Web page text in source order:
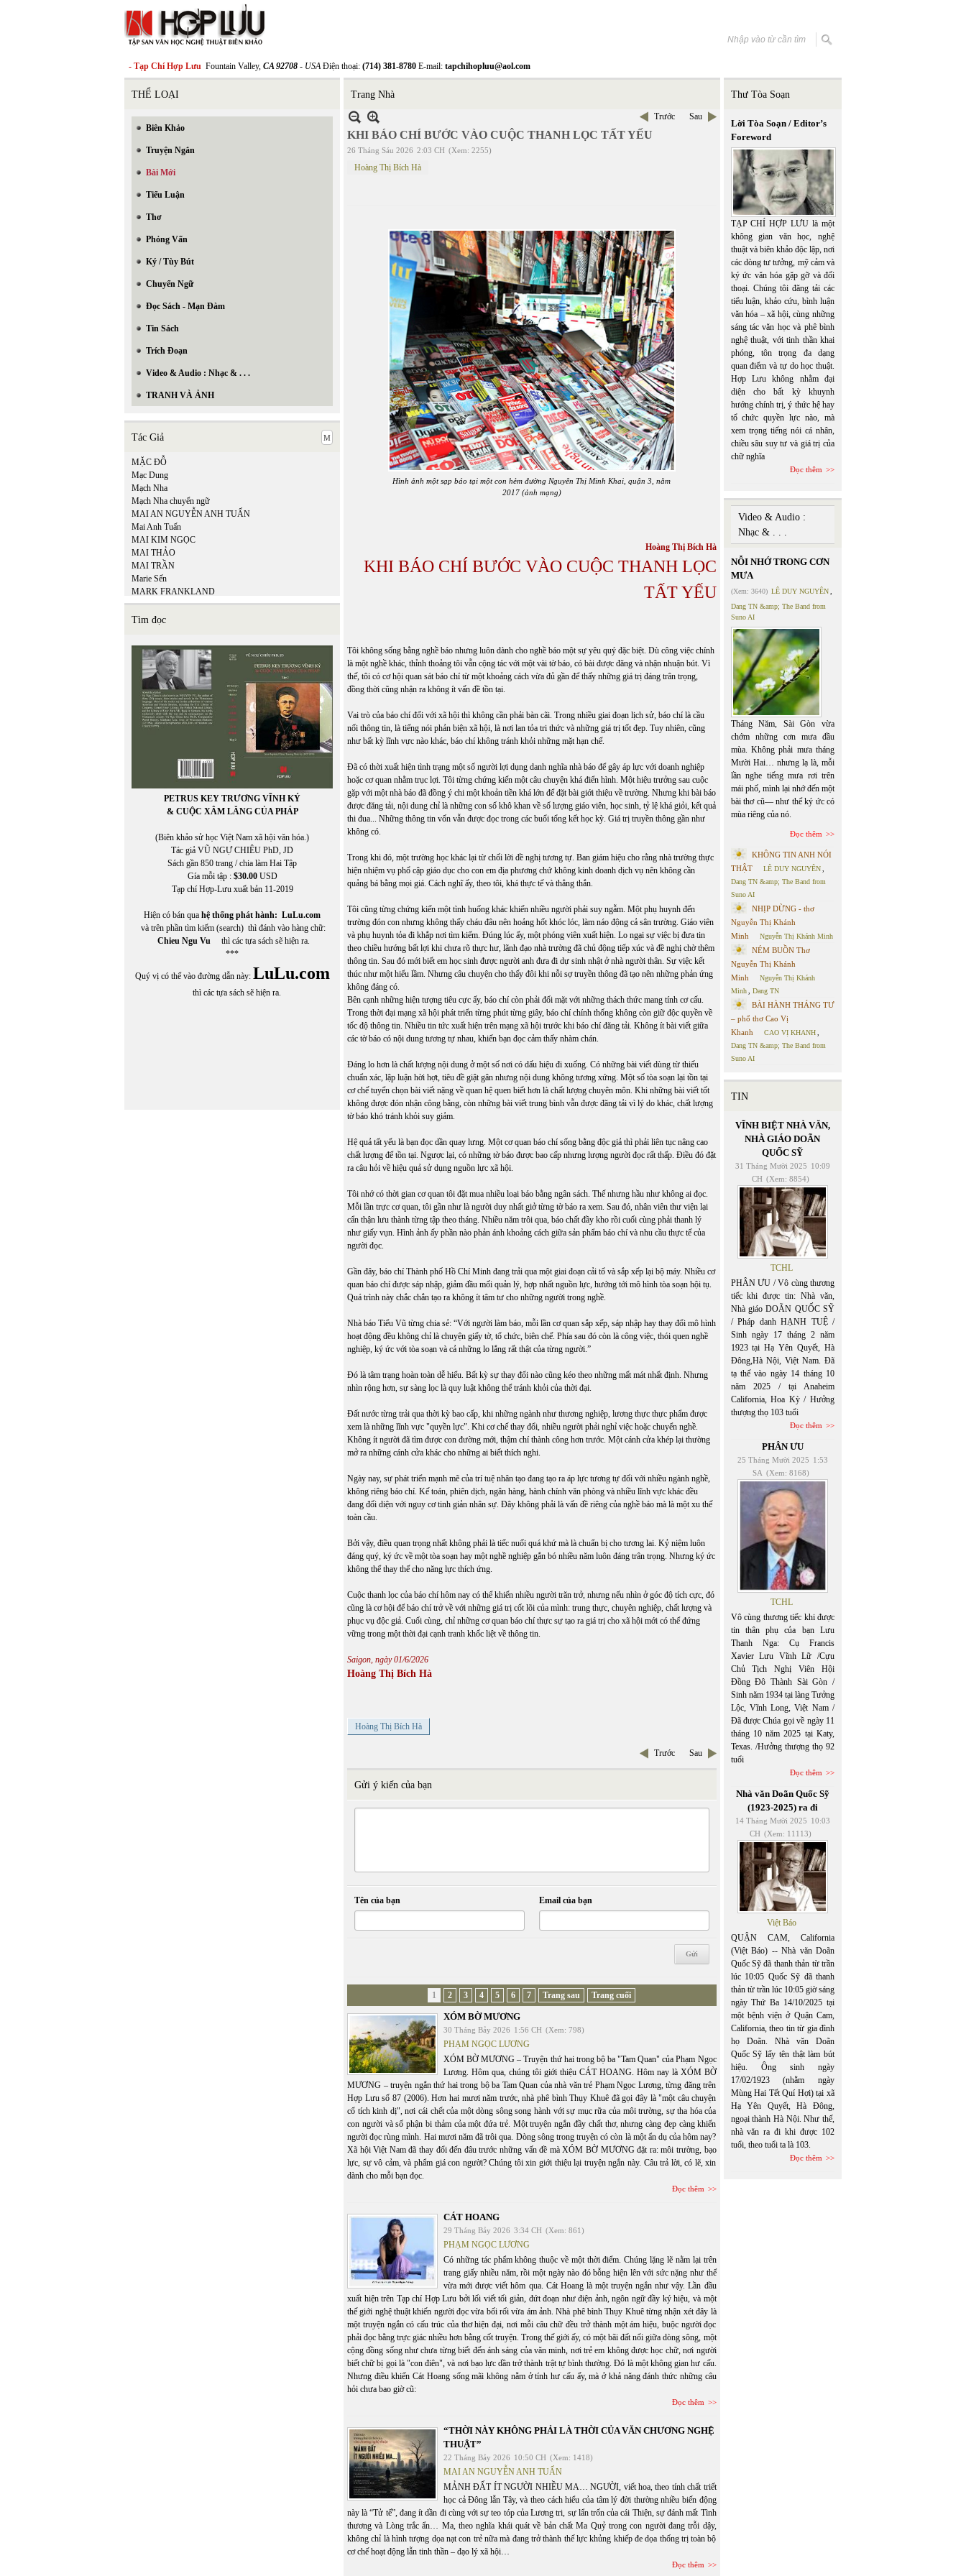
- Tạp Chí Hợp Lưu Fountain Valley, CA 92708 - USAĐiện thoại: (714) 381-8780 E-mail: tapchihopluu@aol.com
THỂ LOẠI
Biên Khảo
Truyện Ngắn
Bài Mới
Tiểu Luận
Thơ
Phỏng Vấn
Ký / Tùy Bút
Chuyển Ngữ
Đọc Sách - Mạn Đàm
Tin Sách
Trích Đoạn
Video & Audio : Nhạc & . . .
TRANH VÀ ẢNH
Tác Giả
MẶC ĐỖ
Mạc Dung
Mạch Nha
Mạch Nha chuyển ngữ
MAI AN NGUYỄN ANH TUẤN
Mai Anh Tuấn
MAI KIM NGỌC
MAI THẢO
MAI TRẦN
Marie Sến
MARK FRANKLAND
Matsuo Bashō
Mi Ly
BERGMAN
Miên Đáng
miên di
MIÊNG
Mikhail Epstein
Minh Đạo Nguyễn Thạch Hãn
MINH HÀ
MINH THÙY
Miura Chora
Mukôda Kuniko
MỸ CA
Tìm đọc
PETRUS KEY TRƯƠNG VĨNH KÝ
& CUỘC XÂM LĂNG CỦA PHÁP
(Biên khảo sử học Việt Nam xã hội văn hóa.)
Tác giả VŨ NGỰ CHIÊU PhD, JD
Sách gần 850 trang / chia làm Hai Tập
Gía mỗi tập : $30.00USD
Tạp chí Hợp-Lưu xuất bản 11-2019
Hiện có bán qua hệ thống phát hành: LuLu.com
và trên phần tìm kiếm (search) thì đánh vào hàng chữ:
Chieu Ngu Vu thì các tựa sách sẽ hiện ra.
***
Quý vị có thể vào đường dẫn này: LuLu.com
thì các tựa sách sẽ hiện ra.
Trang Nhà
Trước Sau
KHI BÁO CHÍ BƯỚC VÀO CUỘC THANH LỌC TẤT YẾU
26 Tháng Sáu 2026 2:03 CH (Xem: 2255)
Hoàng Thị Bích Hà
Hình ảnh một sạp báo tại một con hẻm đường Nguyễn Thị Minh Khai, quận 3, năm
2017 (ảnh mạng)
Hoàng Thị Bích Hà
KHI BÁO CHÍ BƯỚC VÀO CUỘC THANH LỌC
TẤT YẾU
Tôi không sống bằng nghề báo nhưng luôn dành cho nghề báo một sự yêu quý đặc biệt. Dù công việc chính
là một nghề khác, thỉnh thoảng tôi vẫn cộng tác với một vài tờ báo, có bài được đăng và nhận nhuận bút. Vì
thế, tôi có cơ hội quan sát báo chí từ một khoảng cách vừa đủ gần để thấy những giá trị đáng trân trọng,
đồng thời cũng nhận ra không ít vấn đề tồn tại.
Vai trò của báo chí đối với xã hội thì không cần phải bàn cãi. Trong nhiều giai đoạn lịch sử, báo chí là cầu
nối thông tin, là tiếng nói phản biện xã hội, là nơi lan tỏa tri thức và những giá trị tốt đẹp. Tuy nhiên, cũng
như bất kỳ lĩnh vực nào khác, báo chí không tránh khỏi những mặt hạn chế.
Đã có thời xuất hiện tình trạng một số người lợi dụng danh nghĩa nhà báo để gây áp lực với doanh nghiệp
hoặc cơ quan nhằm trục lợi. Tôi từng chứng kiến một câu chuyện khá điển hình. Một hiệu trưởng sau cuộc
gặp với một nhà báo đã đồng ý chi một khoản tiền khá lớn để đặt bài giới thiệu về trường. Nhưng khi bài báo
được đăng tải, nội dung chỉ là những con số khô khan về số lượng giáo viên, học sinh, tỷ lệ khá giỏi, kết quả
thi đua... Những thông tin vốn vẫn được đọc trong các buổi tổng kết học kỳ. Giá trị truyền thông gần như
không có.
Trong khi đó, một trường học khác lại từ chối lời đề nghị tương tự. Ban giám hiệu cho rằng nhà trường thực
hiện nhiệm vụ phổ cập giáo dục cho con em địa phương chứ không kinh doanh dịch vụ nên không cần
quảng bá bằng mọi giá. Cách nghĩ ấy, theo tôi, khá thực tế và thẳng thắn.
Tôi cũng từng chứng kiến một tình huống khác khiến nhiều người phải suy ngẫm. Một phụ huynh đến
trường đón con nhưng không thấy cháu đâu nên hoảng hốt khóc lóc, làm náo động cả sân trường. Giáo viên
và phụ huynh tỏa đi khắp nơi tìm kiếm. Đúng lúc ấy, một phóng viên xuất hiện. Lo ngại sự việc bị đưa tin
theo chiều hướng bất lợi khi chưa rõ thực hư, lãnh đạo nhà trường đã chủ động tiếp xúc và đề nghị chờ thêm
thông tin. Sau đó mới biết em học sinh được người anh đưa đi dự sinh nhật ở nhà người thân. Sự việc kết
thúc như một hiểu lầm. Nhưng câu chuyện cho thấy đôi khi nỗi sợ truyền thông đã tạo nên những phản ứng
không đáng có.
Bên cạnh những hiện tượng tiêu cực ấy, báo chí còn phải đối mặt với những thách thức mang tính cơ cấu.
Trong thời đại mạng xã hội phát triển từng phút từng giây, báo chí chính thống không còn giữ độc quyền về
tốc độ thông tin. Nhiều tin tức xuất hiện trên mạng xã hội trước khi báo chí đăng tải. Không ít bài viết giữa
các tờ báo có nội dung tương tự nhau, khiến bạn đọc cảm thấy nhàm chán.
Đáng lo hơn là chất lượng nội dung ở một số nơi có dấu hiệu đi xuống. Có những bài viết dùng từ thiếu
chuẩn xác, lập luận hời hợt, tiêu đề giật gân nhưng nội dung không tương xứng. Một số tòa soạn lại tồn tại
cơ chế tuyển chọn bài viết nặng về quan hệ quen biết hơn là chất lượng chuyên môn. Khi những bài viết tốt
không được đón nhận công bằng, còn những bài viết trung bình vẫn được đăng tải vì lý do khác, chất lượng
tờ báo khó tránh khỏi suy giảm.
Hệ quả tất yếu là bạn đọc dần quay lưng. Một cơ quan báo chí sống bằng độc giả thì phải liên tục nâng cao
chất lượng để tồn tại. Ngược lại, có những tờ báo được bao cấp nhưng lượng người đọc rất thấp. Điều đó đặt
ra câu hỏi về hiệu quả sử dụng nguồn lực xã hội.
Tôi nhớ có thời gian cơ quan tôi đặt mua nhiều loại báo bằng ngân sách. Thế nhưng hầu như không ai đọc.
Mỗi lần trực cơ quan, tôi gần như là người duy nhất giở từng tờ báo ra xem. Sau đó, nhân viên thư viện lại
cẩn thận lưu thành từng tập theo tháng. Nhiều năm trôi qua, báo chất đầy kho rồi cuối cùng phải thanh lý
như giấy vụn. Hình ảnh ấy phần nào phản ánh khoảng cách giữa sản phẩm báo chí và nhu cầu thực tế của
người đọc.
Gần đây, báo chí Thành phố Hồ Chí Minh đang trải qua một giai đoạn cải tổ và sắp xếp lại bộ máy. Nhiều cơ
quan báo chí được sáp nhập, giảm đầu mối quản lý, hợp nhất nguồn lực, hướng tới mô hình tòa soạn hội tụ.
Quá trình này chắc chắn tạo ra không ít tâm tư cho những người trong nghề.
Nhà báo Tiểu Vũ từng chia sẻ: “Với người làm báo, mỗi lần cơ quan sắp xếp, sáp nhập hay thay đổi mô hình
hoạt động đều không chỉ là chuyện giấy tờ, tổ chức, biên chế. Phía sau đó còn là công việc, thói quen nghề
nghiệp, ký ức với tòa soạn và cả những lo lắng rất thật của từng người.”
Đó là tâm trạng hoàn toàn dễ hiểu. Bất kỳ sự thay đổi nào cũng kéo theo những mất mát nhất định. Nhưng
nhìn rộng hơn, sự sàng lọc là quy luật không thể tránh khỏi của thời đại.
Đất nước từng trải qua thời kỳ bao cấp, khi những ngành như thương nghiệp, lương thực thực phẩm được
xem là những lĩnh vực "quyền lực". Khi cơ chế thay đổi, nhiều người phải nghỉ việc hoặc chuyển nghề.
Không ít người đã tìm được con đường mới, thậm chí thành công hơn trước. Một cánh cửa khép lại thường
mở ra những cánh cửa khác cho những ai biết thích nghi.
Ngày nay, sự phát triển mạnh mẽ của trí tuệ nhân tạo đang tạo ra áp lực tương tự đối với nhiều ngành nghề,
không riêng báo chí. Kế toán, phiên dịch, ngân hàng, hành chính văn phòng và nhiều lĩnh vực khác đều
đang đối diện với nguy cơ tinh giản nhân sự. Đây không phải là vấn đề riêng của nghề báo mà là một xu thế
toàn cầu.
Bởi vậy, điều quan trọng nhất không phải là tiếc nuối quá khứ mà là chuẩn bị cho tương lai. Kỷ niệm luôn
đáng quý, ký ức về một tòa soạn hay một nghề nghiệp gắn bó nhiều năm luôn đáng trân trọng. Nhưng ký ức
không thể thay thế cho năng lực thích ứng.
Cuộc thanh lọc của báo chí hôm nay có thể khiến nhiều người trăn trở, nhưng nếu nhìn ở góc độ tích cực, đó
cũng là cơ hội để báo chí trở về với những giá trị cốt lõi của mình: trung thực, chuyên nghiệp, chất lượng và
phục vụ độc giả. Cuối cùng, chỉ những cơ quan báo chí thực sự tạo ra giá trị cho xã hội mới có thể đứng
vững trong một thời đại cạnh tranh khốc liệt về thông tin.
Saigon, ngày 01/6/2026
Hoàng Thị Bích Hà
Hoàng Thị Bích Hà
Trước Sau
Gửi ý kiến của bạn
Tên của bạn Email của bạn
1 2 3 4 5 6 7 Trang sau Trang cuối
XÓM BỜ MƯƠNG
30 Tháng Bảy 2026 1:56 CH (Xem: 798)
PHẠM NGỌC LƯƠNG
XÓM BỜ MƯƠNG – Truyện thứ hai trong bộ ba "Tam Quan" của Phạm Ngọc
Lương. Hôm qua, chúng tôi giới thiệu CÁT HOANG. Hôm nay là XÓM BỜ
MƯƠNG – truyện ngắn thứ hai trong bộ ba Tam Quan của nhà văn trẻ Phạm Ngọc Lương, từng đăng trên
Hợp Lưu số 87 (2006). Hơn hai mươi năm trước, nhà phê bình Thụy Khuê đã gọi đây là "một câu chuyện
cổ tích kinh dị", nơi cái chết của một dòng sông song hành với sự mục rữa của môi trường, sự tha hóa của
con người và số phận bi thảm của một đứa trẻ. Một truyện ngắn đầy chất thơ, nhưng càng đẹp càng khiến
người đọc rùng mình. Hai mươi năm đã trôi qua. Dòng sông trong truyện có còn là một ẩn dụ của hôm nay?
Xã hội Việt Nam đã thay đổi đến đâu trước những vấn đề mà XÓM BỜ MƯƠNG đặt ra: môi trường, bạo
lực, sự vô cảm, và phẩm giá con người? Chúng tôi xin giới thiệu lại truyện ngắn này. Câu trả lời, có lẽ, xin
dành cho mỗi bạn đọc.
Đọc thêm
CÁT HOANG
29 Tháng Bảy 2026 3:34 CH (Xem: 861)
PHẠM NGỌC LƯƠNG
Có những tác phẩm không thuộc về một thời điểm. Chúng lặng lẽ nằm lại trên
trang giấy nhiều năm, rồi một ngày nào đó bỗng hiện lên với sức nặng như thể
vừa mới được viết hôm qua. Cát Hoang là một truyện ngắn như vậy. Lần đầu
xuất hiện trên Tạp chí Hợp Lưu bởi lối viết tối giản, đứt đoạn như điện ảnh, ngôn ngữ đầy ký hiệu, và một
thế giới nghệ thuật khiến người đọc vừa bối rối vừa ám ảnh. Nhà phê bình Thụy Khuê từng nhận xét đây là
một truyện ngắn có cấu trúc của thơ hiện đại, nơi mỗi câu chữ đều trở thành một ám hiệu, buộc người đọc
phải đọc bằng trực giác nhiều hơn bằng cốt truyện. Trong thế giới ấy, có một bãi đất nổi giữa dòng sông, một
cộng đồng sống như chưa từng biết đến ánh sáng của văn minh, nơi trẻ em không được học chữ, nơi người
biết chữ bị gọi là "con điên", và nơi bạo lực dần trở thành trật tự bình thường. Đó là một không gian hư cấu.
Nhưng điều khiến Cát Hoang sống mãi không nằm ở tính hư cấu ấy, mà ở khả năng đánh thức những câu
hỏi chưa bao giờ cũ:
Đọc thêm
“THỜI NÀY KHÔNG PHẢI LÀ THỜI CỦA VĂN CHƯƠNG NGHỆ
THUẬT”
22 Tháng Bảy 2026 10:50 CH (Xem: 1418)
MAI AN NGUYỄN ANH TUẤN
MẢNH ĐẤT ÍT NGƯỜI NHIỀU MA… NGƯỜI, viết hoa, theo tính chất triết
học cả Đông lẫn Tây, và theo cách hiểu của tâm lý đời thường nhiều biến động
này là “Tử tế”, đang ít dần đi cùng với sự teo tóp của Lương tri, sự lẩn trốn của cái Thiện, sự đánh mất Tình
thương và Lòng trắc ẩn… Ma, theo nghĩa khái quát về bản chất Ma Quỷ trong con người đang trỗi dậy,
không chỉ là hình tượng dọa nạt con trẻ nữa mà đang trở thành thế lực khủng khiếp đe dọa thống trị toàn bộ
cơ chế hoạt động lẫn tinh thần – đạo lý xã hội…
Đọc thêm
Thư Tòa Soạn
Lời Tòa Soạn / Editor’s
Foreword
TẠP CHÍ HỢP LƯU là một
không gian văn học, nghệ
thuật và biên khảo độc lập, nơi
các dòng tư tưởng, mỹ cảm và
ký ức văn hóa gặp gỡ và đối
thoại. Chúng tôi đăng tải các
tiểu luận, khảo cứu, bình luận
văn hóa – xã hội, cùng những
sáng tác văn học và phê bình
nghệ thuật, với tinh thần khai
phóng, tôn trọng đa dạng
quan điểm và tự do học thuật.
Hợp Lưu không nhằm đại
diện cho bất kỳ khuynh
hướng chính trị, ý thức hệ hay
tổ chức quyền lực nào, mà
xem trọng tiếng nói cá nhân,
chiều sâu suy tư và giá trị của
chữ nghĩa
Đọc thêm
Video & Audio :
Nhạc & . . .
NỖI NHỚ TRONG CƠN
MƯA
(Xem: 3640) LÊ DUY NGUYÊN
Dang TN &amp; The Band from
Suno AI
Tháng Năm, Sài Gòn vừa
chớm những cơn mưa đầu
mùa. Không phải mưa tháng
Mười Hai… nhưng lạ là, mỗi
lần nghe tiếng mưa rơi trên
mái phố, mình lại nhớ đến một
bài thơ cũ— như thể ký ức có
mùa riêng của nó.
Đọc thêm
KHÔNG TIN ANH NÓI
THẬT
LÊ DUY NGUYÊN
Dang TN &amp; The Band from
Suno AI
NHỊP DỪNG - thơ
Nguyễn Thị Khánh
Minh
Nguyễn Thị Khánh Minh
NÉM BUỒN Thơ
Nguyễn Thị Khánh
Minh
Nguyễn Thị Khánh
Minh
Dang TN
BÀI HÀNH THÁNG TƯ
– phổ thơ Cao Vị
Khanh
CAO VỊ KHANH
Dang TN &amp; The Band from
Suno AI
TIN
VĨNH BIỆT NHÀ VĂN,
NHÀ GIÁO DOÃN
QUỐC SỸ
31 Tháng Mười 2025 10:09
CH (Xem: 8854)
TCHL
PHÂN ƯU / Vô cùng thương
tiếc khi được tin: Nhà văn,
Nhà giáo DOÃN QUỐC SỸ
/ Pháp danh HẠNH TUỆ /
Sinh ngày 17 tháng 2 năm
1923 tại Hạ Yên Quyết, Hà
Đông,Hà Nội, Việt Nam. Đã
tạ thế vào ngày 14 tháng 10
năm 2025 / tại Anaheim
California, Hoa Kỳ / Hưởng
thượng thọ 103 tuổi
Đọc thêm
PHÂN ƯU
25 Tháng Mười 2025 1:53
SA (Xem: 8168)
TCHL
Vô cùng thương tiếc khi được
tin thân phụ của bạn Lưu
Thanh Nga: Cụ Francis
Xavier Lưu Vĩnh Lữ /Cựu
Chủ Tịch Nghị Viên Hội
Đồng Đô Thành Sài Gòn /
Sinh năm 1934 tại làng Tưởng
Lộc, Vĩnh Long, Việt Nam /
Đã được Chúa gọi về ngày 11
tháng 10 năm 2025 tại Katy,
Texas. /Hưởng thượng thọ 92
tuổi
Đọc thêm
Nhà văn Doãn Quốc Sỹ
(1923-2025) ra đi
14 Tháng Mười 2025 10:03
CH (Xem: 11113)
Việt Báo
QUẬN CAM, California
(Việt Báo) -- Nhà văn Doãn
Quốc Sỹ đã thanh thản từ trần
lúc 10:05 Quốc Sỹ đã thanh
thản từ trần lúc 10:05 giờ sáng
ngày Thứ Ba 14/10/2025 tại
một bệnh viện ở Quận Cam,
California, theo tin từ gia đình
họ Doãn. Nhà văn Doãn
Quốc Sỹ lấy tên thật làm bút
hiệu. Ông sinh ngày
17/02/1923 (nhằm ngày
Mùng Hai Tết Quí Hợi) tại xã
Hạ Yên Quyết, Hà Đông,
ngoại thành Hà Nội. Như thế,
nhà văn ra đi khi được 102
tuổi, theo tuổi ta là 103.
Đọc thêm